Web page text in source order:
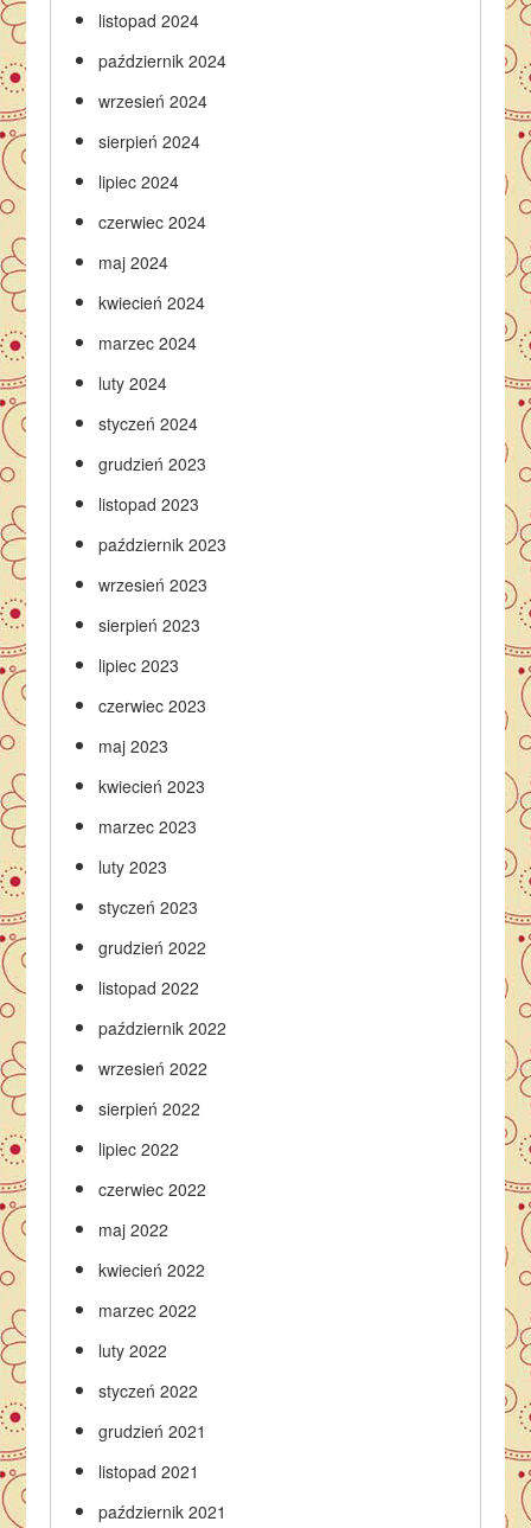
listopad 2024
październik 2024
wrzesień 2024
sierpień 2024
lipiec 2024
czerwiec 2024
maj 2024
kwiecień 2024
marzec 2024
luty 2024
styczeń 2024
grudzień 2023
listopad 2023
październik 2023
wrzesień 2023
sierpień 2023
lipiec 2023
czerwiec 2023
maj 2023
kwiecień 2023
marzec 2023
luty 2023
styczeń 2023
grudzień 2022
listopad 2022
październik 2022
wrzesień 2022
sierpień 2022
lipiec 2022
czerwiec 2022
maj 2022
kwiecień 2022
marzec 2022
luty 2022
styczeń 2022
grudzień 2021
listopad 2021
październik 2021